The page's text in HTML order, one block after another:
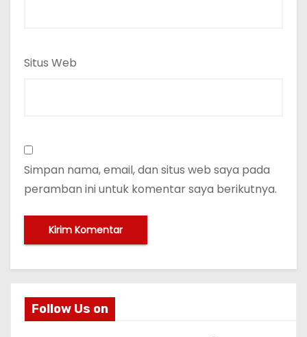
Situs Web
Simpan nama, email, dan situs web saya pada
peramban ini untuk komentar saya berikutnya.
Follow Us on